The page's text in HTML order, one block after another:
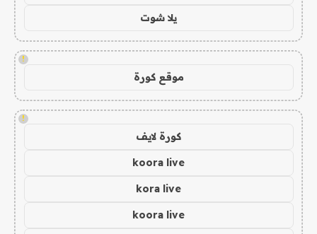
يلا شوت
!
موقع كورة
!
كورة لايف
koora live
kora live
koora live